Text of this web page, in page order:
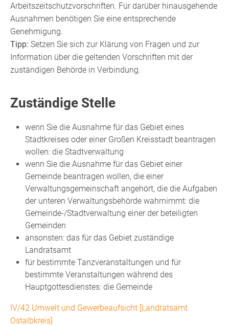
Arbeitszeitschutzvorschriften. Für darüber hinausgehende
Ausnahmen benötigen Sie eine entsprechende
Genehmigung.
Tipp: Setzen Sie sich zur Klärung von Fragen und zur
Information über die geltenden Vorschriften mit der
zuständigen Behörde in Verbindung.
Zuständige Stelle
wenn Sie die Ausnahme für das Gebiet eines
Stadtkreises oder einer Großen Kreisstadt beantragen
wollen: die Stadtverwaltung
wenn Sie die Ausnahme für das Gebiet einer
Gemeinde beantragen wollen, die einer
Verwaltungsgemeinschaft angehört, die die Aufgaben
der unteren Verwaltungsbehörde wahrnimmt: die
Gemeinde-/Stadtverwaltung einer der beteiligten
Gemeinden
ansonsten: das für das Gebiet zuständige
Landratsamt
für bestimmte Tanzveranstaltungen und für
bestimmte Veranstaltungen während des
Hauptgottesdienstes: die Gemeinde
IV/42 Umwelt und Gewerbeaufsicht [Landratsamt
Ostalbkreis]